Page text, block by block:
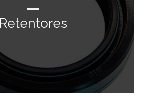
Retentores